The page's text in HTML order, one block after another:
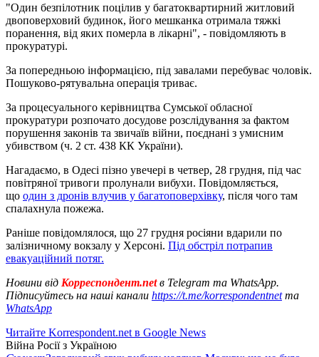
"Один безпілотник поцілив у багатоквартирний житловий
двоповерховий будинок, його мешканка отримала тяжкі
поранення, від яких померла в лікарні", - повідомляють в
прокуратурі.
За попередньою інформацією, під завалами перебуває чоловік.
Пошуково-рятувальна операція триває.
За процесуального керівництва Сумської обласної
прокуратури розпочато досудове розслідування за фактом
порушення законів та звичаїв війни, поєднані з умисним
убивством (ч. 2 ст. 438 КК України).
Нагадаємо, в Одесі пізно увечері в четвер, 28 грудня, під час
повітряної тривоги пролунали вибухи. Повідомляється,
що один з дронів влучив у багатоповерхівку, після чого там
спалахнула пожежа.
Раніше повідомлялося, що 27 грудня росіяни вдарили по
залізничному вокзалу у Херсоні. Під обстріл потрапив
евакуаційний потяг.
Новини від Корреспондент.netв Telegram та WhatsApp.
Підписуйтесь на наші канали https://t.me/korrespondentnetта
WhatsApp
Читайте Korrespondent.net в Google News
Війна Росії з Україною